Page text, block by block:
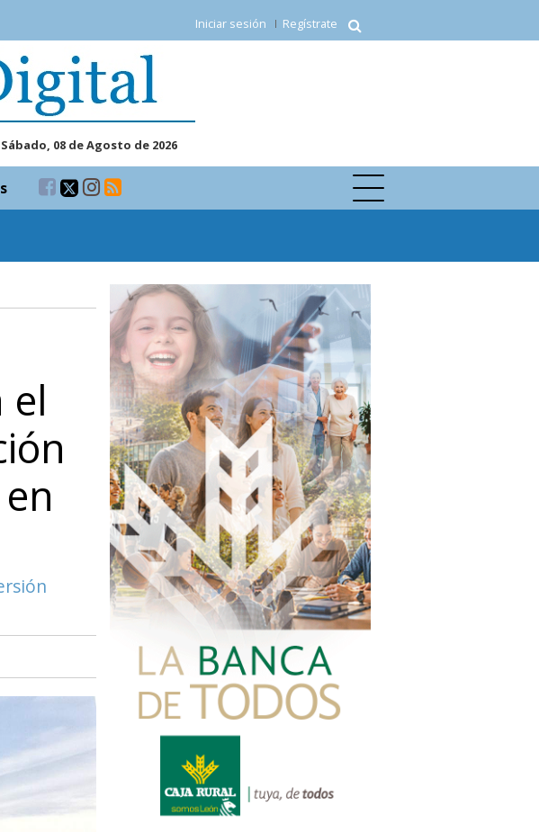
Iniciar sesión Regístrate
Sábado, 08 de Agosto de 2026
el